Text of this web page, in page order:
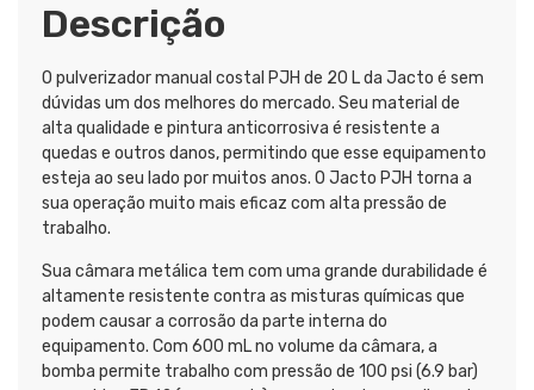
Descrição
O pulverizador manual costal PJH de 20 L da Jacto é sem
dúvidas um dos melhores do mercado. Seu material de
alta qualidade e pintura anticorrosiva é resistente a
quedas e outros danos, permitindo que esse equipamento
esteja ao seu lado por muitos anos. O Jacto PJH torna a
sua operação muito mais eficaz com alta pressão de
trabalho.
Sua câmara metálica tem com uma grande durabilidade é
altamente resistente contra as misturas químicas que
podem causar a corrosão da parte interna do
equipamento. Com 600 mL no volume da câmara, a
bomba permite trabalho com pressão de 100 psi (6.9 bar)